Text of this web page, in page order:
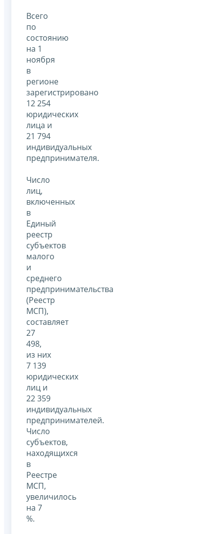
Всего
по
состоянию
на 1
ноября
в
регионе
зарегистрировано
12 254
юридических
лица и
21 794
индивидуальных
предпринимателя.
Число
лиц,
включенных
в
Единый
реестр
субъектов
малого
и
среднего
предпринимательства
(Реестр
МСП),
составляет
27
498,
из них
7 139
юридических
лиц и
22 359
индивидуальных
предпринимателей.
Число
субъектов,
находящихся
в
Реестре
МСП,
увеличилось
на 7
%.